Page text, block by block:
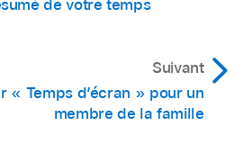
de votre temps
Suivant
« Temps d’écran » pour un
membre de la famille